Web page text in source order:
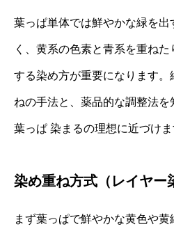
葉っぱ単体では鮮やかな緑を出
く、黄系の色素と青系を重ね
する染め方が重要になります
ねの手法と、薬品的な調整法
葉っぱ 染まるの理想に近づけま
染め重ね方式（レイヤー
まず葉っぱで鮮やかな黄色や